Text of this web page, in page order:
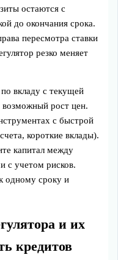
остаются с
до окончания срока.
пересмотра ставки
резко меняет
вкладу с текущей
возможный рост цен.
с быстрой
короткие вклады).
капитал между
с учетом рисков.
одному сроку и
и их
кредитов